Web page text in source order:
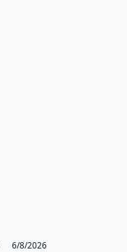
6/8/2026